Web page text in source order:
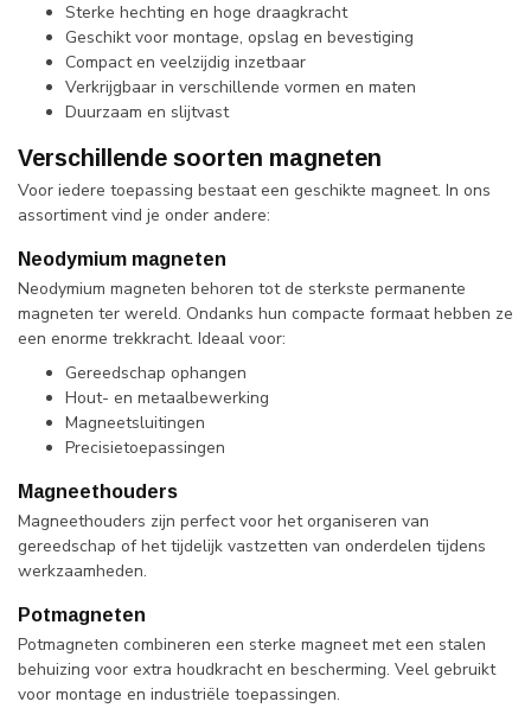
Sterke hechting en hoge draagkracht
Geschikt voor montage, opslag en bevestiging
Compact en veelzijdig inzetbaar
Verkrijgbaar in verschillende vormen en maten
Duurzaam en slijtvast
Verschillende soorten magneten
Voor iedere toepassing bestaat een geschikte magneet. In ons
assortiment vind je onder andere:
Neodymium magneten
Neodymium magneten behoren tot de sterkste permanente
magneten ter wereld. Ondanks hun compacte formaat hebben ze
een enorme trekkracht. Ideaal voor:
Gereedschap ophangen
Hout- en metaalbewerking
Magneetsluitingen
Precisietoepassingen
Magneethouders
Magneethouders zijn perfect voor het organiseren van
gereedschap of het tijdelijk vastzetten van onderdelen tijdens
werkzaamheden.
Potmagneten
Potmagneten combineren een sterke magneet met een stalen
behuizing voor extra houdkracht en bescherming. Veel gebruikt
voor montage en industriële toepassingen.